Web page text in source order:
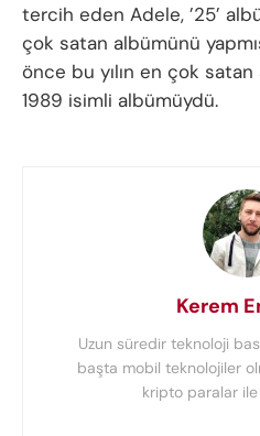
tercih eden Adele, ’25’
çok satan albümünü
önce bu yılın en çok
1989 isimli albümüydü.
Kerem
Uzun süredir teknoloji
başta mobil teknolojiler
kripto paralar